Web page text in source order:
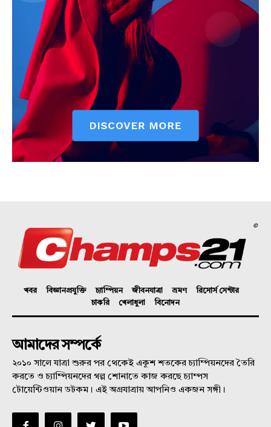
©
খবর বিজ্ঞানপ্রযুক্তি চ্যাম্পিয়ন জীবনযাত্রা ভ্রমণ
রিসোর্স সেন্টার
চাকরি
খেলাধুলা বিনোদন
আমাদের সম্পর্কে
২০১০ সালে যাত্রা শুরুর পর থেকেই একুশ শতকের চ্যাম্পিয়নদের তৈরি
করতে ও চ্যাম্পিয়নদের গল্প শোনাতে কাজ করছে চ্যাম্পস
টোয়েন্টিওয়ান ডটকম। এই অগ্রযাত্রায় আপনিও একজন সঙ্গী।